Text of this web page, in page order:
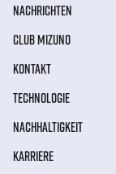
NACHRICHTEN
CLUB MIZUNO
KONTAKT
TECHNOLOGIE
NACHHALTIGKEIT
KARRIERE